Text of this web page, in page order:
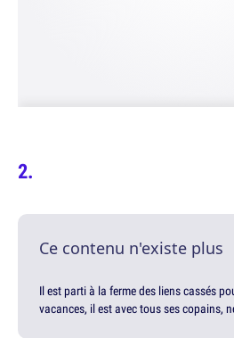
Ce contenu n'existe plus
Il est parti à la ferme des liens cassés
vacances, il est avec tous ses copains,